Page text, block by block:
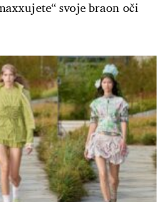
svoje braon oči